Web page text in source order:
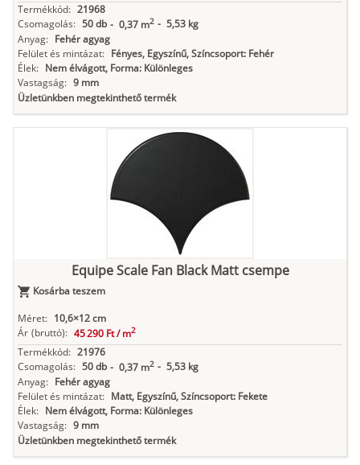
Termékkód: 21968
Csomagolás: 50 db - 0,37 m2 - 5,53 kg
Anyag: Fehér agyag
Felület és mintázat: Fényes, Egyszínű, Színcsoport: Fehér
Élek: Nem élvágott, Forma: Különleges
Vastagság: 9 mm
Üzletünkben megtekinthető termék
Equipe Scale Fan Black Matt csempe
Kosárba teszem
Méret: 10,6×12 cm
Ár (bruttó): 45 290 Ft /m2
Termékkód: 21976
Csomagolás: 50 db - 0,37 m2 - 5,53 kg
Anyag: Fehér agyag
Felület és mintázat: Matt, Egyszínű, Színcsoport: Fekete
Élek: Nem élvágott, Forma: Különleges
Vastagság: 9 mm
Üzletünkben megtekinthető termék